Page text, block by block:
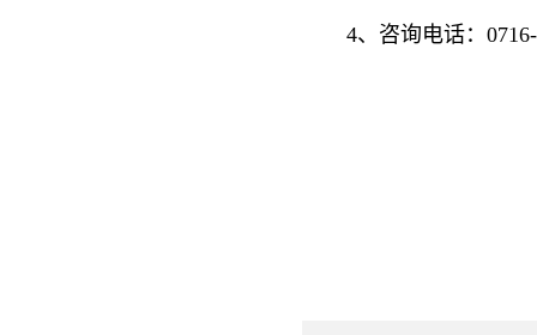
4、咨询电话：